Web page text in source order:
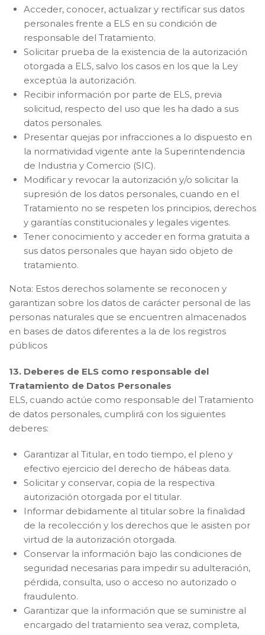
Acceder, conocer, actualizar y rectificar sus datos
personales frente a ELS en su condición de
responsable del Tratamiento.
Solicitar prueba de la existencia de la autorización
otorgada a ELS, salvo los casos en los que la Ley
exceptúa la autorización.
Recibir información por parte de ELS, previa
solicitud, respecto del uso que les ha dado a sus
datos personales.
Presentar quejas por infracciones a lo dispuesto en
la normatividad vigente ante la Superintendencia
de Industria y Comercio (SIC).
Modificar y revocar la autorización y/o solicitar la
supresión de los datos personales, cuando en el
Tratamiento no se respeten los principios, derechos
y garantías constitucionales y legales vigentes.
Tener conocimiento y acceder en forma gratuita a
sus datos personales que hayan sido objeto de
tratamiento.
Nota: Estos derechos solamente se reconocen y
garantizan sobre los datos de carácter personal de las
personas naturales que se encuentren almacenados
en bases de datos diferentes a la de los registros
públicos
13. Deberes de ELS como responsable del
Tratamiento de Datos Personales
ELS, cuando actúe como responsable del Tratamiento
de datos personales, cumplirá con los siguientes
deberes:
Garantizar al Titular, en todo tiempo, el pleno y
efectivo ejercicio del derecho de hábeas data.
Solicitar y conservar, copia de la respectiva
autorización otorgada por el titular.
Informar debidamente al titular sobre la finalidad
de la recolección y los derechos que le asisten por
virtud de la autorización otorgada.
Conservar la información bajo las condiciones de
seguridad necesarias para impedir su adulteración,
pérdida, consulta, uso o acceso no autorizado o
fraudulento.
Garantizar que la información que se suministre al
encargado del tratamiento sea veraz, completa,